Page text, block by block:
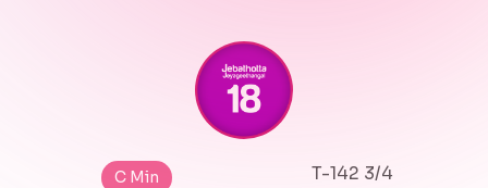
C Min
T-142 3/4